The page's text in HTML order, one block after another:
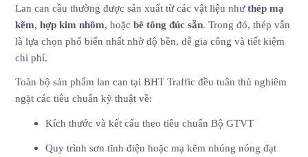
Lan can cầu thường được sản xuất từ các vật liệu nhưthép mạ
kẽm,hợp kim nhôm, hoặcbê tông đúc sẵn. Trong đó, thép vẫn
là lựa chọn phổ biến nhất nhờ độ bền, dễ gia công và tiết kiệm
chi phí.
Toàn bộ sản phẩm lan can tại BHT Traffic đều tuân thủ nghiêm
ngặt các tiêu chuẩn kỹ thuật về:
Kích thước và kết cấu theo tiêu chuẩn Bộ GTVT
Quy trình sơn tĩnh điện hoặc mạ kẽm nhúng nóng đạt